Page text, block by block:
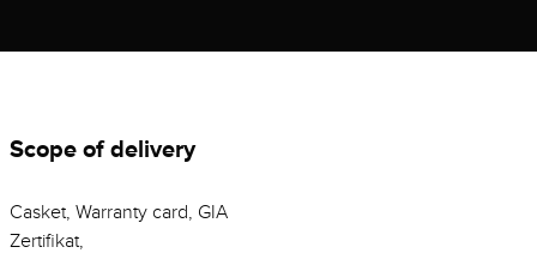
Scope of delivery
Casket, Warranty card, GIA
Zertifikat,